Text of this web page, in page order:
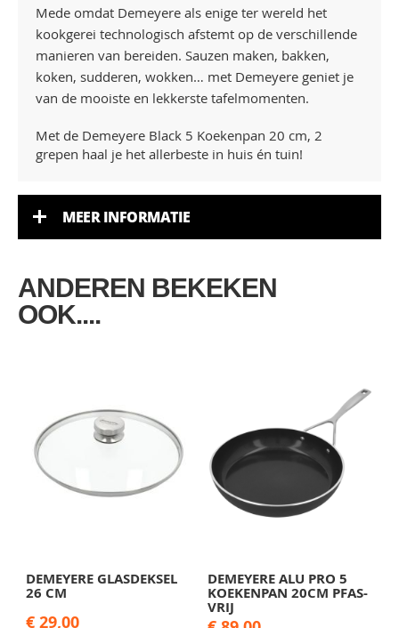
Mede omdat Demeyere als enige ter wereld het
kookgerei technologisch afstemt op de verschillende
manieren van bereiden. Sauzen maken, bakken,
koken, sudderen, wokken… met Demeyere geniet je
van de mooiste en lekkerste tafelmomenten.
Met de Demeyere Black 5 Koekenpan 20 cm, 2
grepen haal je het allerbeste in huis én tuin!
MEER INFORMATIE
ANDEREN BEKEKEN
OOK....
DEMEYERE GLASDEKSEL
26 CM
€ 29,00
DEMEYERE ALU PRO 5
KOEKENPAN 20CM PFAS-
VRIJ